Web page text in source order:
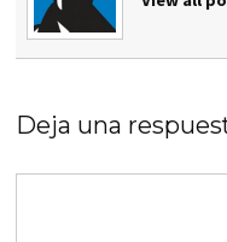
Deja una